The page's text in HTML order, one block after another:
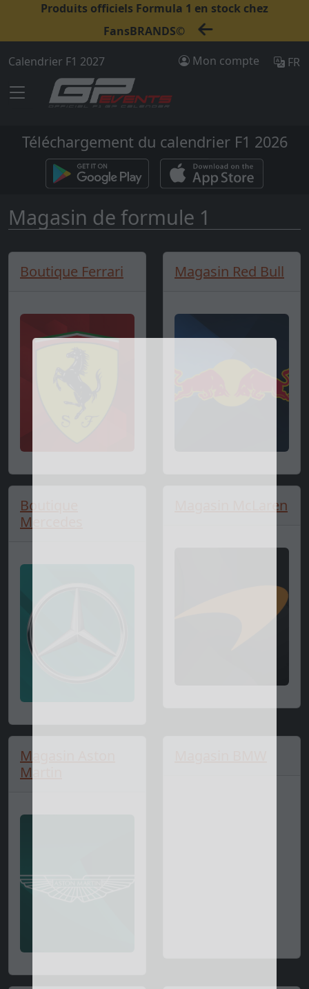
Produits officiels Formula 1 en stock chez
FansBRANDS©
Calendrier F1 2027 Mon compte FR
Téléchargement du calendrier F1 2026
Magasin de formule 1
Boutique Ferrari Magasin Red Bull
Boutique
Mercedes
Magasin McLaren
Magasin Aston
Martin